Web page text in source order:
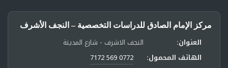
مركز الإمام الصادق للدراسات التخصصية – النجف الأشرف
العنوان:
النجف الاشرف - شارع المدينة
الهاتف المحمول:
0772 569 7172